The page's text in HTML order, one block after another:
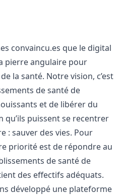
convaincu.es que le digital
pierre angulaire pour
la santé. Notre vision, c’est
de santé de
et de libérer du
qu’ils puissent se recentrer
: sauver des vies. Pour
priorité est de répondre au
de santé de
des effectifs adéquats.
développé une plateforme